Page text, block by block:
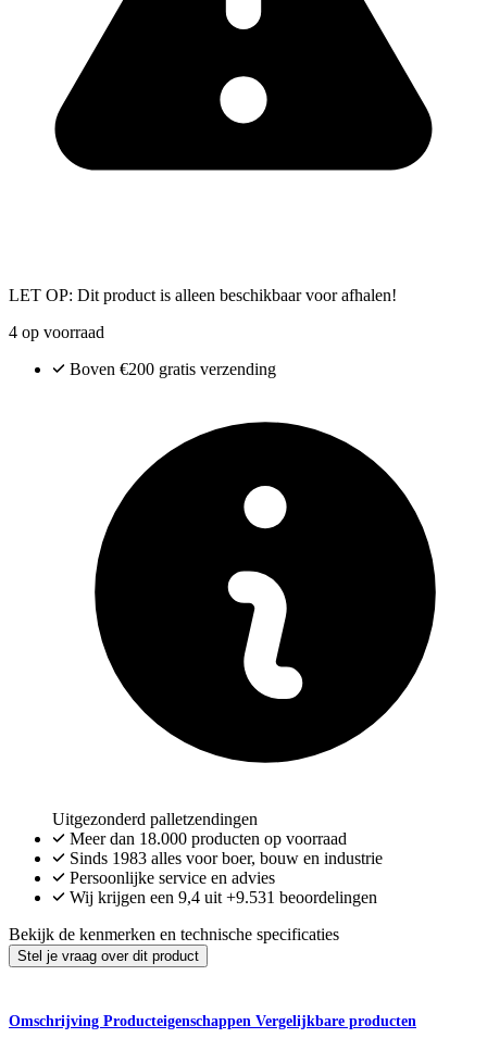
LET OP: Dit product is alleen beschikbaar voor afhalen!
4 op voorraad
Boven €200 gratis verzending
Uitgezonderd palletzendingen
Meer dan 18.000 producten op voorraad
Sinds 1983 alles voor boer, bouw en industrie
Persoonlijke service en advies
Wij krijgen een 9,4 uit +9.531 beoordelingen
Bekijk de kenmerken en technische specificaties
Stel je vraag over dit product
Omschrijving Producteigenschappen Vergelijkbare producten